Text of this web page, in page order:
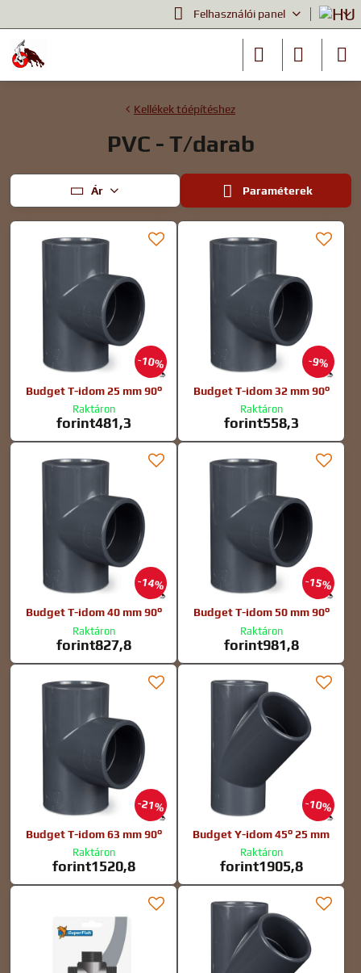
Felhasználói panel
Kellékek tóépítéshez
PVC - T/darab
Ár Paraméterek
10%
Budget T-idom 25 mm 90°
Raktáron
forint481,3
9%
Budget T-idom 32 mm 90°
Raktáron
forint558,3
14%
Budget T-idom 40 mm 90°
Raktáron
forint827,8
15%
Budget T-idom 50 mm 90°
Raktáron
forint981,8
21%
Budget T-idom 63 mm 90°
Raktáron
forint1520,8
10%
Budget Y-idom 45° 25 mm
Raktáron
forint1905,8